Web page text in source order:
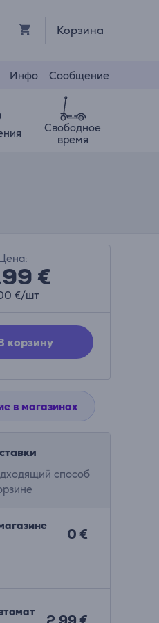
Корзина
Инфо Сообщение
Свободное
время
€
€/шт
корзину
в магазинах
способ
0 €